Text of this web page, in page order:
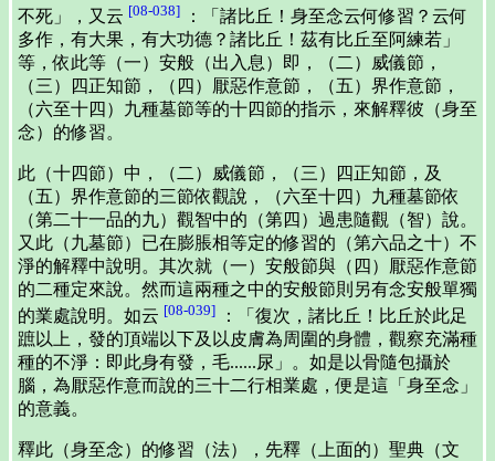
不死」，又云 [08-038] ：「諸比丘！身至念云何修習？云何
多作，有大果，有大功德？諸比丘！茲有比丘至阿練若」
等，依此等（一）安般（出入息）即，（二）威儀節，
（三）四正知節，（四）厭惡作意節，（五）界作意節，
（六至十四）九種墓節等的十四節的指示，來解釋彼（身至
念）的修習。
此（十四節）中，（二）威儀節，（三）四正知節，及
（五）界作意節的三節依觀說，（六至十四）九種墓節依
（第二十一品的九）觀智中的（第四）過患隨觀（智）說。
又此（九墓節）已在膨脹相等定的修習的（第六品之十）不
淨的解釋中說明。其次就（一）安般節與（四）厭惡作意節
的二種定來說。然而這兩種之中的安般節則另有念安般單獨
的業處說明。如云 [08-039] ：「復次，諸比丘！比丘於此足
蹠以上，發的頂端以下及以皮膚為周圍的身體，觀察充滿種
種的不淨：即此身有發，毛......尿」。如是以骨隨包攝於
腦，為厭惡作意而說的三十二行相業處，便是這「身至念」
的意義。
釋此（身至念）的修習（法），先釋（上面的）聖典（文